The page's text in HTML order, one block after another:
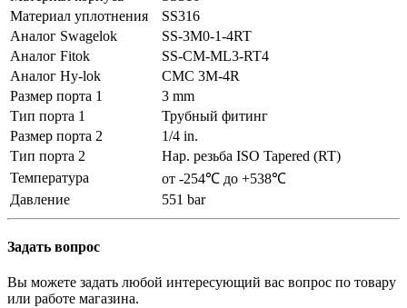
Материал уплотнения
SS316
Аналог Swagelok
SS-3M0-1-4RT
Аналог Fitok
SS-CM-ML3-RT4
Аналог Hy-lok
CMC 3M-4R
Размер порта 1
3 mm
Тип порта 1
Трубный фитинг
Размер порта 2
1/4 in.
Тип порта 2
Нар. резьба ISO Tapered (RT)
Температура
от -254℃ до +538℃
Давление
551 bar
Задать вопрос
Вы можете задать любой интересующий вас вопрос по товару
или работе магазина.